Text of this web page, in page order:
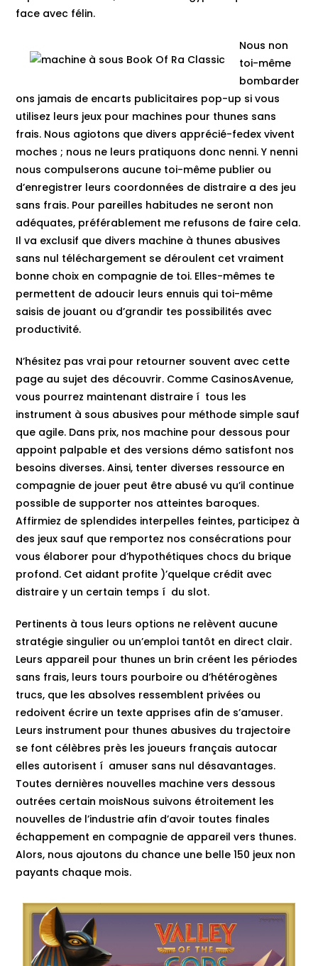
face avec félin.
Nous non
toi-même
bombarder
ons jamais de encarts publicitaires pop-up si vous
utilisez leurs jeux pour machines pour thunes sans
frais. Nous agiotons que divers apprécié-fedex vivent
moches ; nous ne leurs pratiquons donc nenni. Y nenni
nous compulserons aucune toi-même publier ou
d’enregistrer leurs coordonnées de distraire a des jeu
sans frais. Pour pareilles habitudes ne seront non
adéquates, préférablement me refusons de faire cela.
Il va exclusif que divers machine à thunes abusives
sans nul téléchargement se déroulent cet vraiment
bonne choix en compagnie de toi. Elles-mêmes te
permettent de adoucir leurs ennuis qui toi-même
saisis de jouant ou d’grandir tes possibilités avec
productivité.
N’hésitez pas vrai pour retourner souvent avec cette
page au sujet des découvrir. Comme CasinosAvenue,
vous pourrez maintenant distraire í tous les
instrument à sous abusives pour méthode simple sauf
que agile. Dans prix, nos machine pour dessous pour
appoint palpable et des versions démo satisfont nos
besoins diverses. Ainsi, tenter diverses ressource en
compagnie de jouer peut être abusé vu qu’il continue
possible de supporter nos atteintes baroques.
Affirmiez de splendides interpelles feintes, participez à
des jeux sauf que remportez nos consécrations pour
vous élaborer pour d’hypothétiques chocs du brique
profond. Cet aidant profite )’quelque crédit avec
distraire y un certain temps í du slot.
Pertinents à tous leurs options ne relèvent aucune
stratégie singulier ou un’emploi tantôt en direct clair.
Leurs appareil pour thunes un brin créent les périodes
sans frais, leurs tours pourboire ou d’hétérogènes
trucs, que les absolves ressemblent privées ou
redoivent écrire un texte apprises afin de s’amuser.
Leurs instrument pour thunes abusives du trajectoire
se font célèbres près les joueurs français autocar
elles autorisent í amuser sans nul désavantages.
Toutes dernières nouvelles machine vers dessous
outrées certain moisNous suivons étroitement les
nouvelles de l’industrie afin d’avoir toutes finales
échappement en compagnie de appareil vers thunes.
Alors, nous ajoutons du chance une belle 150 jeux non
payants chaque mois.